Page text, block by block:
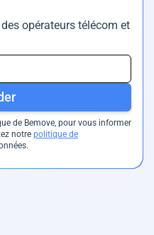
opérateurs télécom et
de Bemove, pour vous informer
notre politique de